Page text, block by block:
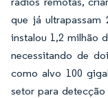
que já
instalou 1,2 milhão
necessitando de
como alvo 100
setor para